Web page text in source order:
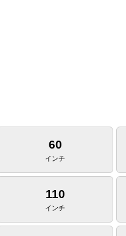
60
インチ
110
インチ